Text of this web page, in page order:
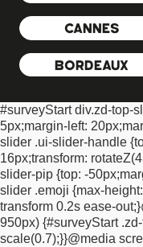
CANNES
BORDEAUX
#surveyStart div.zd-top-
5px;margin-left: 20px;
slider .ui-slider-handle {
16px;transform:
slider-pip {top: -50px;
slider .emoji {max-
transform 0.2s ease-out;}
950px) {#surveyStart
scale(0.7);}}@media
zoom: 0.9;-moz-
scale(0.9); /* Opera */
-
left: 7px !important;
.plainTextInputs label.ui-
1!important;}
!important;}#surveyStart
active, #surveyStart
background: none
primary font colour */
alpha(opacity=100);
Firefox */-o-transform:
scale(1); /* Safari And
Property */}#surveyStart